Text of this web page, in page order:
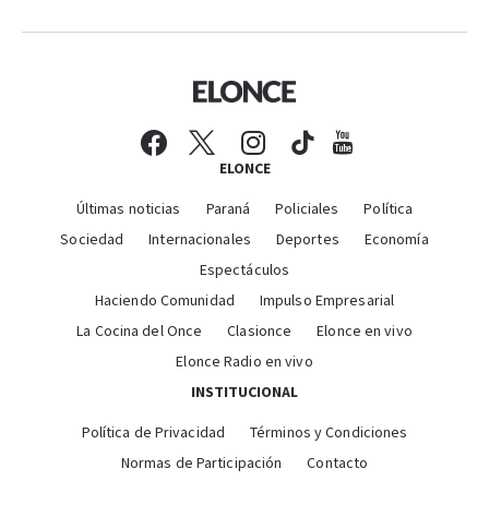
ELONCE
Últimas noticias Paraná Policiales
Política
Sociedad
Internacionales Deportes
Economía
Espectáculos
Haciendo Comunidad
Impulso Empresarial
La Cocina del Once
Clasionce
Elonce en vivo
Elonce Radio en vivo
INSTITUCIONAL
Política de Privacidad
Términos y Condiciones
Normas de Participación
Contacto